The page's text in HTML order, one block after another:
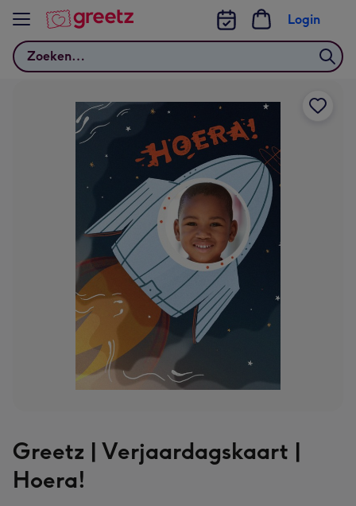
Bekijk meer
Zoeken
Login
Greetz | Verjaardagskaart |
Hoera!